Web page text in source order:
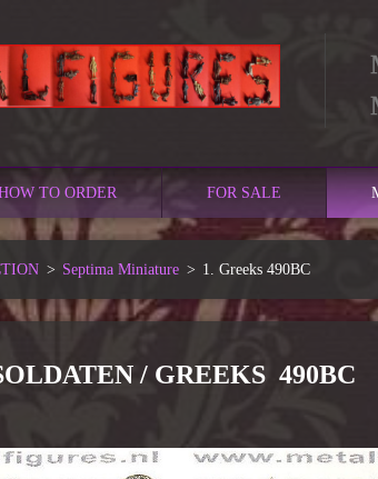
TO ORDER FOR SALE
> Septima Miniature > 1. Greeks 490BC
/ GREEKS